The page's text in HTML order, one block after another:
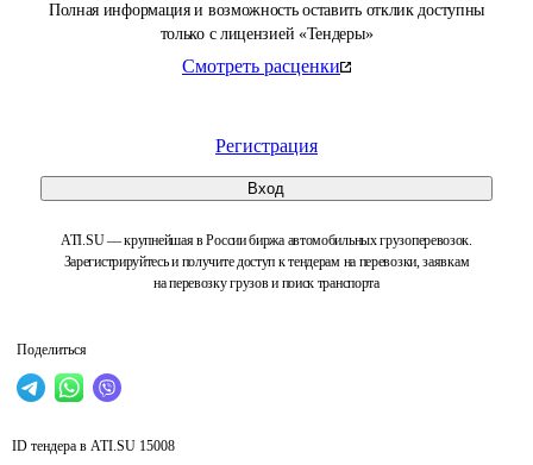
Полная информация и возможность оставить отклик доступны
только с лицензией «Тендеры»
Смотреть расценки
Регистрация
Вход
ATI.SU — крупнейшая в России биржа автомобильных грузоперевозок.
Зарегистрируйтесь и получите доступ к тендерам на перевозки, заявкам
на перевозку грузов и поиск транспорта
Поделиться
ID тендера в ATI.SU 15008